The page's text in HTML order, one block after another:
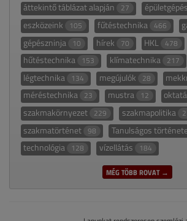
áttekintő táblázat alapján 27
eszközeink 105 fűtéstechnika 466
gépészninja 10 hírek 70 HKL 478
hűtéstechnika 153 klímatechnika 217
légtechnika 134 megújulók 28
méréstechnika 23 mustra 12
szakmakörnyezet 229 szakmapolitika
szakmatörténet 98 Tanulságos
technológia 128 vízellátás 184
MÉG TÖBB ROVAT →